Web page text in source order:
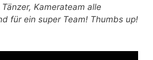
Kamerateam alle
für ein super Team! Thumbs up!